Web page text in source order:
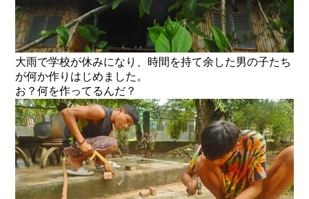
大雨で学校が休みになり、時間を持て余した男の子たち
が何か作りはじめました。
お？何を作ってるんだ？